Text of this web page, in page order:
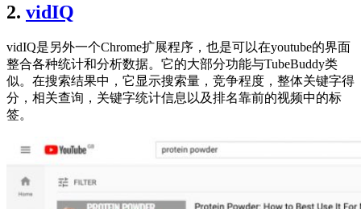
2. vidIQ
vidIQ是另外一个Chrome扩展程序，也是可以在youtube的界面
整合各种统计和分析数据。它的大部分功能与TubeBuddy类
似。在搜索结果中，它显示搜索量，竞争程度，整体关键字得
分，相关查询，关键字统计信息以及排名靠前的视频中的标
签。